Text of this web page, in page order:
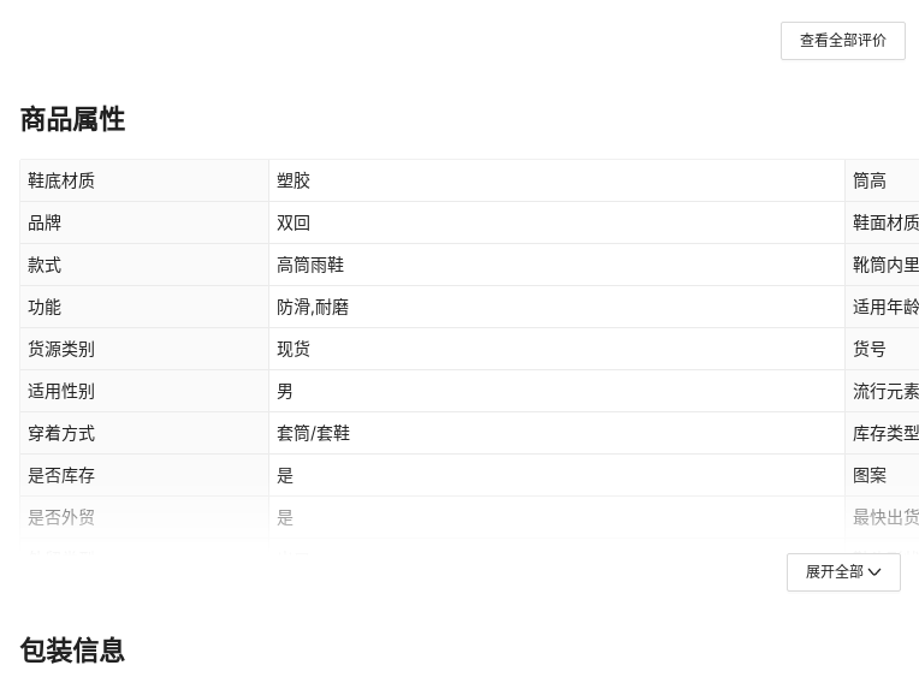
查看全部评价
商品属性
鞋底材质 塑胶 筒高
品牌 双回 鞋面材质
款式 高筒雨鞋 靴筒内
功能 防滑,耐磨 适用年
货源类别 现货 货号
适用性别 男 流行元素
穿着方式 套筒/套鞋 库存类型
是否库存 是 图案
是否外贸 是 最快出
鞋头形状
鞋跟高度
展开全部
包装信息